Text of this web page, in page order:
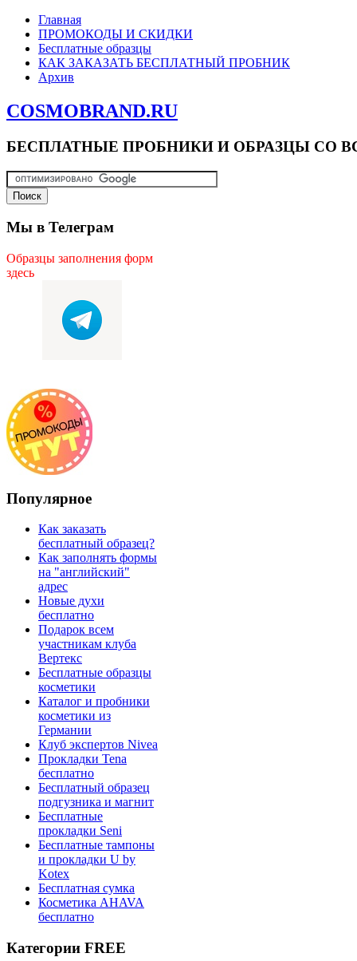
Главная
ПРОМОКОДЫ И СКИДКИ
Бесплатные образцы
КАК ЗАКАЗАТЬ БЕСПЛАТНЫЙ ПРОБНИК
Архив
COSMOBRAND.RU
БЕСПЛАТНЫЕ ПРОБНИКИ И ОБРАЗЦЫ СО
Мы в Телеграм
Образцы заполнения форм
здесь
Популярное
Как заказать
бесплатный образец?
Как заполнять формы
на "английский"
адрес
Новые духи
бесплатно
Подарок всем
участникам клуба
Вертекс
Бесплатные образцы
косметики
Каталог и пробники
косметики из
Германии
Клуб экспертов Nivea
Прокладки Tena
бесплатно
Бесплатный образец
подгузника и магнит
Бесплатные
прокладки Seni
Бесплатные тампоны
и прокладки U by
Kotex
Бесплатная сумка
Косметика AHAVA
бесплатно
Категории FREE